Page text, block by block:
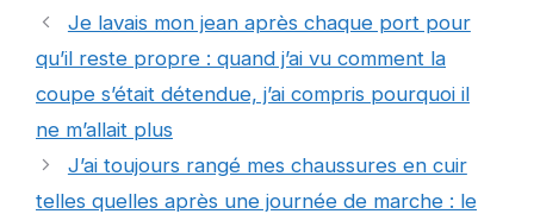
Je lavais mon jean après chaque port pour
qu’il reste propre : quand j’ai vu comment la
coupe s’était détendue, j’ai compris pourquoi il
ne m’allait plus
J’ai toujours rangé mes chaussures en cuir
telles quelles après une journée de marche : le